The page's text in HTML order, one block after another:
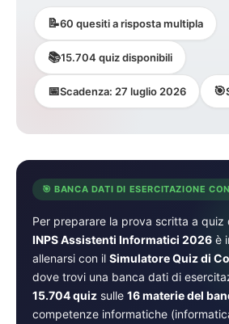
📝60 quesiti a risposta multipla
📚15.704 quiz disponibili
📅Scadenza: 27 luglio 2026 🎯
🎯 BANCA DATI DI ESERCITAZIONE
Per preparare la prova scritta a quiz
INPS Assistenti Informatici 2026 è
allenarsi con il Simulatore Quiz di
dove trovi una banca dati di
15.704 quiz sulle 16 materie del
competenze informatiche